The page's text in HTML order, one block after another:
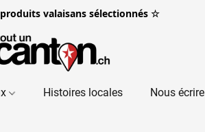
valaisans sélectionnés ☆
Histoires locales Nous écrire